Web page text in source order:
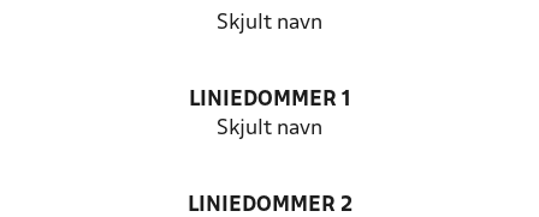
Skjult navn
LINIEDOMMER 1
Skjult navn
LINIEDOMMER 2